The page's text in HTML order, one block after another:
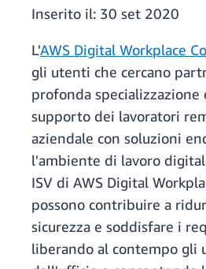
Inserito il: 30 set 2020
L'AWS Digital Workplace
gli utenti che cercano
profonda specializzazione
supporto dei lavoratori
aziendale con soluzioni
l'ambiente di lavoro
ISV di AWS Digital
possono contribuire a
sicurezza e soddisfare i
liberando al contempo gli